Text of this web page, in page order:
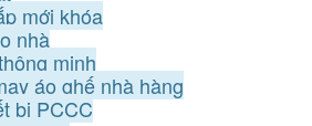
mới khóa
nhà
minh
áo ghế nhà hàng
bị PCCC